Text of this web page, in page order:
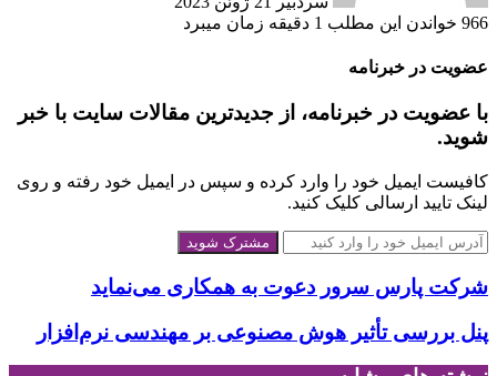
966 خواندن این مطلب 1 دقیقه زمان می‎برد
عضویت در خبرنامه
با عضویت در خبرنامه، از جدیدترین مقالات سایت با خبر
شوید.
کافیست ایمیل خود را وارد کرده و سپس در ایمیل خود رفته و روی
لینک تایید ارسالی کلیک کنید.
آدرس
خود
وارد
کنید
شرکت پارس سرور دعوت به همکاری می‌نماید
پنل بررسی تأثیر هوش مصنوعی بر مهندسی نرم‌افزار